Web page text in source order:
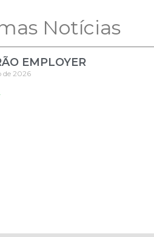
Notícias
EMPLOYER
de 2026